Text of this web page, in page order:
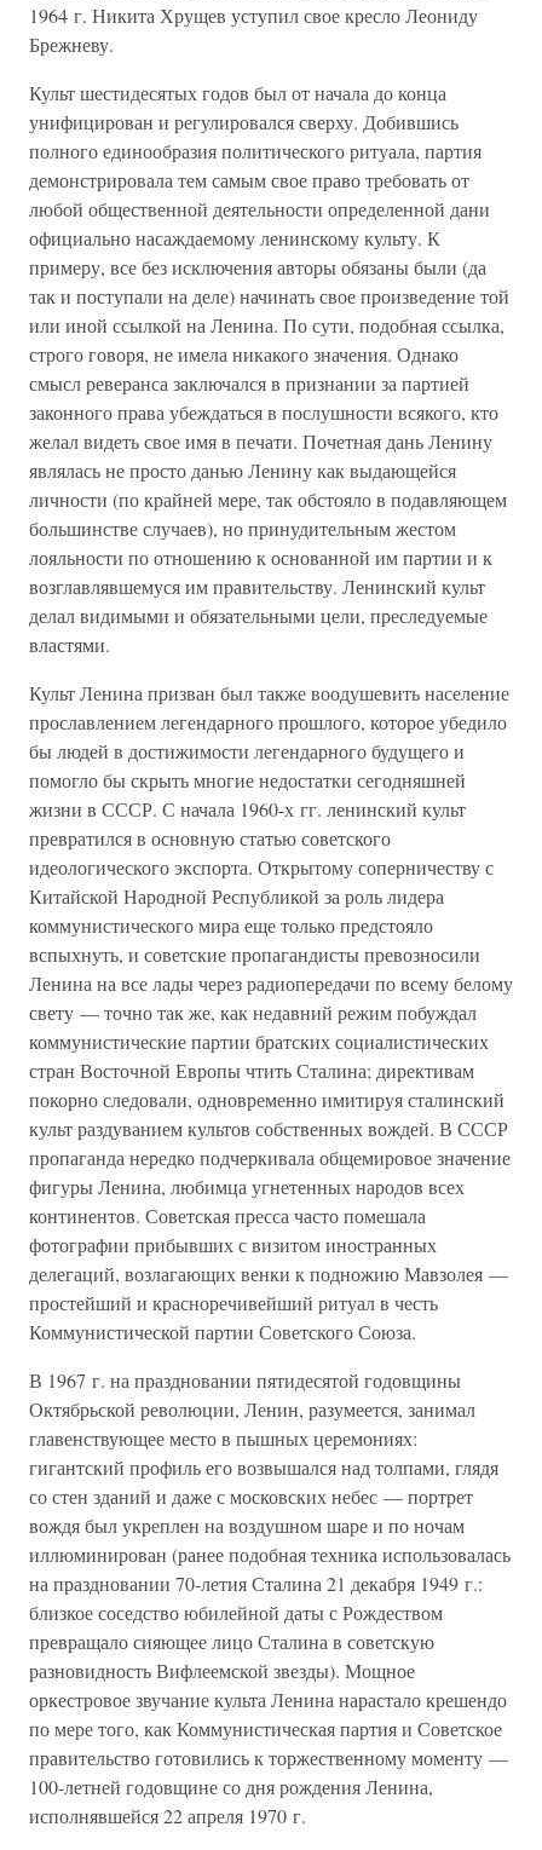
1964 г. Никита Хрущев уступил свое кресло Леониду
Брежневу.
Культ шестидесятых годов был от начала до конца
унифицирован и регулировался сверху. Добившись
полного единообразия политического ритуала, партия
демонстрировала тем самым свое право требовать от
любой общественной деятельности определенной дани
официально насаждаемому ленинскому культу. К
примеру, все без исключения авторы обязаны были (да
так и поступали на деле) начинать свое произведение той
или иной ссылкой на Ленина. По сути, подобная ссылка,
строго говоря, не имела никакого значения. Однако
смысл реверанса заключался в признании за партией
законного права убеждаться в послушности всякого, кто
желал видеть свое имя в печати. Почетная дань Ленину
являлась не просто данью Ленину как выдающейся
личности (по крайней мере, так обстояло в подавляющем
большинстве случаев), но принудительным жестом
лояльности по отношению к основанной им партии и к
возглавлявшемуся им правительству. Ленинский культ
делал видимыми и обязательными цели, преследуемые
властями.
Культ Ленина призван был также воодушевить население
прославлением легендарного прошлого, которое убедило
бы людей в достижимости легендарного будущего и
помогло бы скрыть многие недостатки сегодняшней
жизни в СССР. С начала 1960-х гг. ленинский культ
превратился в основную статью советского
идеологического экспорта. Открытому соперничеству с
Китайской Народной Республикой за роль лидера
коммунистического мира еще только предстояло
вспыхнуть, и советские пропагандисты превозносили
Ленина на все лады через радиопередачи по всему белому
свету — точно так же, как недавний режим побуждал
коммунистические партии братских социалистических
стран Восточной Европы чтить Сталина; директивам
покорно следовали, одновременно имитируя сталинский
культ раздуванием культов собственных вождей. В СССР
пропаганда нередко подчеркивала общемировое значение
фигуры Ленина, любимца угнетенных народов всех
континентов. Советская пресса часто помешала
фотографии прибывших с визитом иностранных
делегаций, возлагающих венки к подножию Мавзолея —
простейший и красноречивейший ритуал в честь
Коммунистической партии Советского Союза.
В 1967 г. на праздновании пятидесятой годовщины
Октябрьской революции, Ленин, разумеется, занимал
главенствующее место в пышных церемониях:
гигантский профиль его возвышался над толпами, глядя
со стен зданий и даже с московских небес — портрет
вождя был укреплен на воздушном шаре и по ночам
иллюминирован (ранее подобная техника использовалась
на праздновании 70-летия Сталина 21 декабря 1949 г.:
близкое соседство юбилейной даты с Рождеством
превращало сияющее лицо Сталина в советскую
разновидность Вифлеемской звезды). Мощное
оркестровое звучание культа Ленина нарастало крешендо
по мере того, как Коммунистическая партия и Советское
правительство готовились к торжественному моменту —
100-летней годовщине со дня рождения Ленина,
исполнявшейся 22 апреля 1970 г.